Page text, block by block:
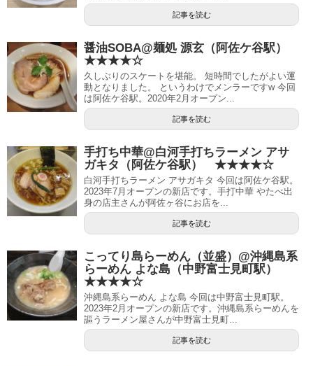
記事を読む
醤油SOBA@麺処 源玄（阿佐ケ谷駅）
★★★★☆
久しぶりのスケートを堪能。 短時間でしたがよい運
動となりました。 というわけでメンラーですw 今回
は阿佐ケ谷駅。2020年2月オープン...
記事を読む
手打ち中華@白河手打ちラーメン アサ
ガキタ（阿佐ケ谷駅） ★★★★☆
白河手打ちラーメン アサガキタ 今回は阿佐ケ谷駅。
2023年7月オープンの新店です。手打中華 やたべ出
身の店主さんが阿佐ヶ谷にお店を...
記事を読む
こってり島らーめん（並盛）@沖縄島系
らーめん よな島（中野富士見町駅）
★★★★☆
沖縄島系らーめん よな島 今回は中野富士見町駅。
2023年2月オープンの新店です。沖縄島系らーめんを
謳うラーメン屋さんが中野富士見町...
記事を読む